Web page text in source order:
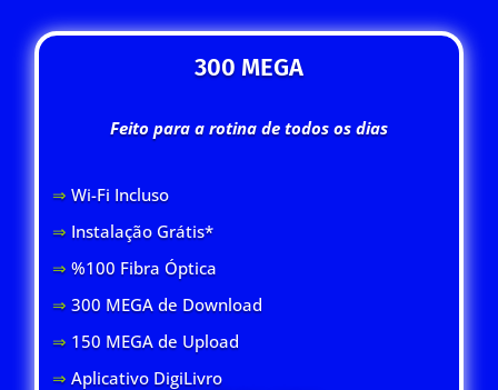
300 MEGA
Feito para a rotina de todos os dias
⇒ Wi-Fi Incluso
⇒ Instalação Grátis*
⇒ %100 Fibra Óptica
⇒ 300 MEGA de Download
⇒ 150 MEGA de Upload
⇒Aplicativo DigiLivro